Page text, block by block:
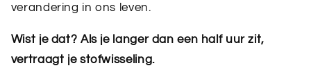
verandering in ons leven.
Wist je dat? Als je langer dan een half uur zit,
vertraagt ​​je stofwisseling.